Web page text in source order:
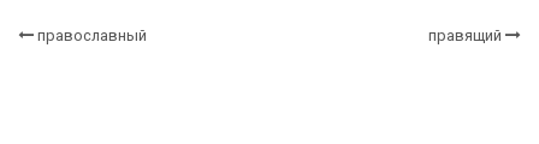
православный правящий